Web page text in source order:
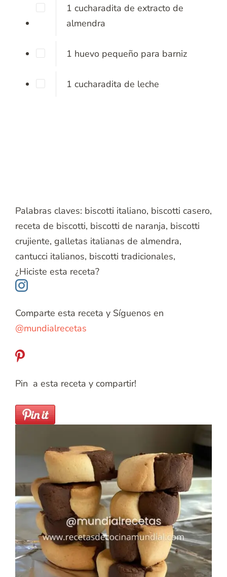
1 cucharadita de extracto de
almendra
1 huevo pequeño para barniz
1 cucharadita de leche
Palabras claves: biscotti italiano, biscotti casero,
receta de biscotti, biscotti de naranja, biscotti
crujiente, galletas italianas de almendra,
cantucci italianos, biscotti tradicionales,
¿Hiciste esta receta?
Comparte esta receta y Síguenos en
@mundialrecetas
Pin a esta receta y compartir!